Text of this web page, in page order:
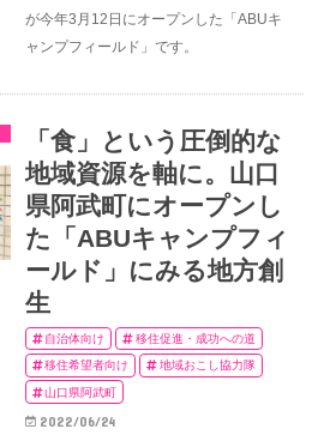
が今年3月12日にオープンした「ABUキ
ャンプフィールド」です。
「食」という圧倒的な
地域資源を軸に。山口
県阿武町にオープンし
た「ABUキャンプフィ
ールド」にみる地方創
生
自治体向け 移住促進・成功への道
移住希望者向け 地域おこし協力隊
山口県阿武町
2022/06/24